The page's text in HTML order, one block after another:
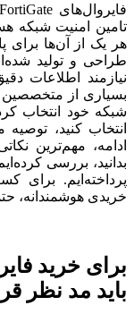
فایروال‌های
تامین امنیت شبکه
هر یک از آن‌ها
طراحی و تولید
نیازمند اطلاعات
بسیاری از
شبکه خود انتخاب
انتخاب کنید، توصیه
ادامه، مهم‌ترین
بدانید، بررسی
پرداخته‌ایم. برای
خریدی هوشمندانه،
برای خرید
باید مد نظر